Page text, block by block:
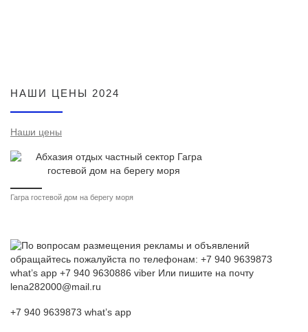
НАШИ ЦЕНЫ 2024
Наши цены
Гагра гостевой дом на берегу моря
+7 940 9639873 what’s app